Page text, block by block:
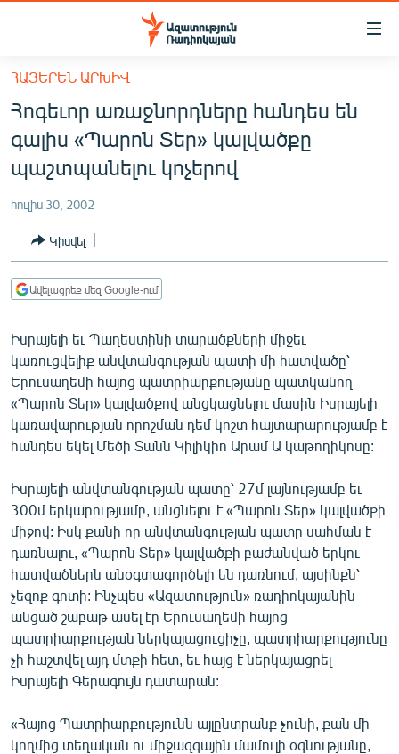
Մատչելիության
հիմնական
բովանդակությանը
հիմնական
մենյուին
ՀԱՅԱՍՏԱՆ
ՔԱՂԱՔԱԿԱՆ
ՀԱՍԱՐԱԿՈՒԹՅՈՒՆ
ՏՆՏԵՍՈՒԹՅՈՒՆ
ՊԱՏԵՐԱԶՄԻ 6 ՇԱԲԱԹՆԵՐԸ
ՏԱՐԱԾԱՇՐՋԱՆ
ՄԻՋԱԶԳԱՅԻՆ
ՄՇԱԿՈՒՅԹ
ՄԵԿՆԱԲԱՆՈՒԹՅՈՒՆ
ՏՏ ԵՒ ԻՆՏԵՐՆԵՏ
ԿՈՐՈՆԱՎԻՐՈՒՍ
ԱՐԽԻՎ
ՏԵՍԱՆՅՈՒԹԵՐ
ԲԱՆԱՎԵՃ
ՓՈԴՔԱՍԹ
ՀԱՅԵՐԵՆ ԱՐԽԻՎ
Հոգեւոր առաջնորդները հանդես են
գալիս «Պարոն Տեր» կալվածքը
պաշտպանելու կոչերով
հուլիս 30, 2002
Կիսվել
Ավելացրեք մեզ Google-ում
Իսրայելի եւ Պաղեստինի տարածքների միջեւ
կառուցվելիք անվտանգության պատի մի հատվածը՝
Երուսաղեմի հայոց պատրիարքությանը պատկանող
«Պարոն Տեր» կալվածքով անցկացնելու մասին Իսրայելի
կառավարության որոշման դեմ կոշտ հայտարարությամբ է
հանդես եկել Մեծի Տանն Կիլիկիո Արամ Ա կաթողիկոսը:
Իսրայելի անվտանգության պատը՝ 27մ լայնությամբ եւ
300մ երկարությամբ, անցնելու է «Պարոն Տեր» կալվածքի
միջով: Իսկ քանի որ անվտանգության պատը սահման է
դառնալու, «Պարոն Տեր» կալվածքի բաժանված երկու
հատվածներն անօգտագործելի են դառնում, այսինքն՝
չեզոք գոտի: Ինչպես «Ազատություն» ռադիոկայանին
անցած շաբաթ ասել էր Երուսաղեմի հայոց
պատրիարքության ներկայացուցիչը, պատրիարքությունը
չի հաշտվել այդ մտքի հետ, եւ հայց է ներկայացրել
Իսրայելի Գերագույն դատարան:
«Հայոց Պատրիարքությունն այլընտրանք չունի, քան մի
կողմից տեղական ու միջազգային մամուլի օգնությանը,